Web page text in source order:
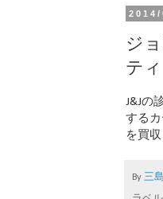
ジ
テ
J&Jの
する
を買
By 三